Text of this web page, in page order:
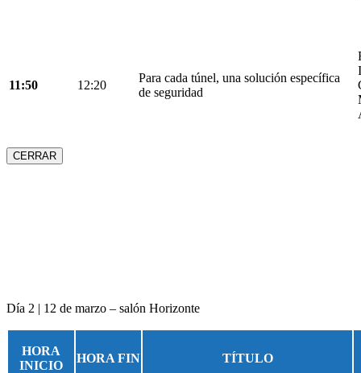
11:50 12:20
Para cada túnel, una solución específica
de seguridad
CERRAR
Día 2 | 12 de marzo – salón Horizonte
HORA
INICIO
HORA FIN TÍTULO